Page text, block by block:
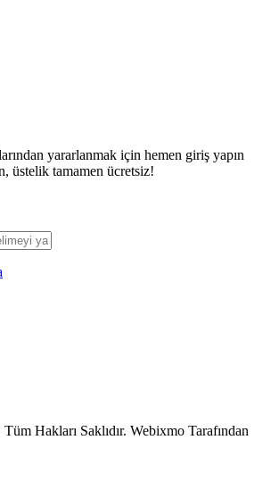
yararlanmak için hemen giriş yapın
üstelik tamamen ücretsiz!
Hakları Saklıdır. Webixmo Tarafından